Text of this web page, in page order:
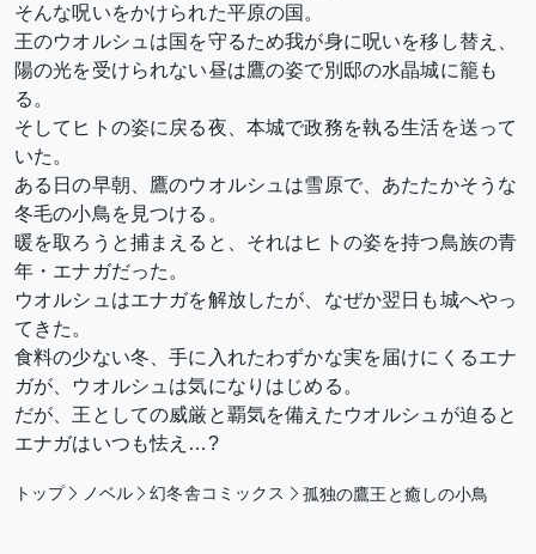
そんな呪いをかけられた平原の国。
王のウオルシュは国を守るため我が身に呪いを移し替え、
陽の光を受けられない昼は鷹の姿で別邸の水晶城に籠も
る。
そしてヒトの姿に戻る夜、本城で政務を執る生活を送って
いた。
ある日の早朝、鷹のウオルシュは雪原で、あたたかそうな
冬毛の小鳥を見つける。
暖を取ろうと捕まえると、それはヒトの姿を持つ鳥族の青
年・エナガだった。
ウオルシュはエナガを解放したが、なぜか翌日も城へやっ
てきた。
食料の少ない冬、手に入れたわずかな実を届けにくるエナ
ガが、ウオルシュは気になりはじめる。
だが、王としての威厳と覇気を備えたウオルシュが迫ると
エナガはいつも怯え…?
トップ ノベル 幻冬舎コミックス 孤独の鷹王と癒しの小鳥